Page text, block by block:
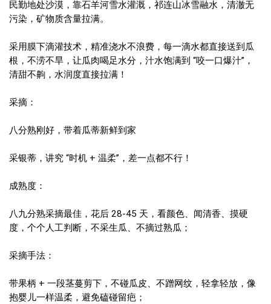
民勤地处沙漠，靠石羊河雪水灌溉，祁连山冰雪融水，清澈无
污染，矿物质含量拉满。
采用膜下滴灌技术，精准浇水不浪费，每一滴水都直接送到瓜
根，不涝不旱，让瓜肉喝足水分，汁水饱满到 “咬一口爆汁”，
清甜不齁，水润度直接拉满！
采摘：
八分熟刚好，带着瓜蒂新鲜到家
采银蒂，讲究 “时机 + 温柔”，差一点都不行！
成熟度：
八九分熟采摘最佳，花后 28-45 天，看颜色、闻清香、摸硬
度，个个人工判断，不采生瓜、不摘过熟瓜；
采摘手法：
带果柄 + 一段茎蔓剪下，不碰瓜皮、不蹭网纹，轻拿轻放，像
抱婴儿一样温柔，避免磕碰留疤；